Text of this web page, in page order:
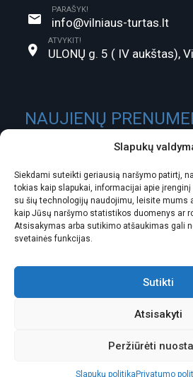
Slapukų
Siekdami suteikti geriausią naršymo patirtį,
tokias kaip slapukai, informacijai apie
su šių technologijų naudojimu, leisite mums
kaip Jūsų naršymo statistikos duomenys ar
Atsisakymas arba sutikimo atšaukimas gali
svetainės funkcijas.
Sutikti
Atsisakyti
Peržiūrėti
Slapukų politika Privatumo
PARAŠYK!
info@vilniaus-turtas.lt
ATVYKIT!
ULONŲ g. 5 ( IV aukštas),
NAUJIENŲ
ĮMONĖS KODAS:
PVM MOKĖTOJO KODAS:
LT337300010104819796
© 2007-2026. vilniaus-turtas.lt.